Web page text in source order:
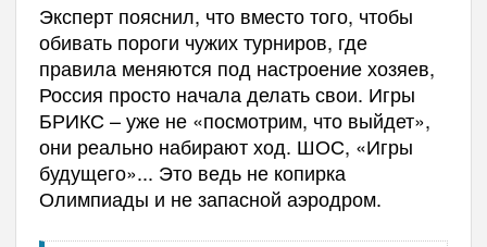
Эксперт пояснил, что вместо того, чтобы
обивать пороги чужих турниров, где
правила меняются под настроение хозяев,
Россия просто начала делать свои. Игры
БРИКС – уже не «посмотрим, что выйдет»,
они реально набирают ход. ШОС, «Игры
будущего»... Это ведь не копирка
Олимпиады и не запасной аэродром.